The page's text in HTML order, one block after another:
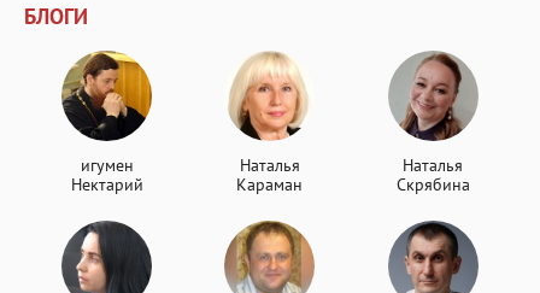
БЛОГИ
игумен
Нектарий
Наталья
Караман
Наталья
Скрябина